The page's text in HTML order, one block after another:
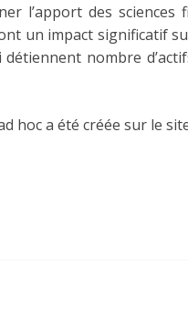
l’apport des
un impact significatif
nombre
hoc a été créée sur le site